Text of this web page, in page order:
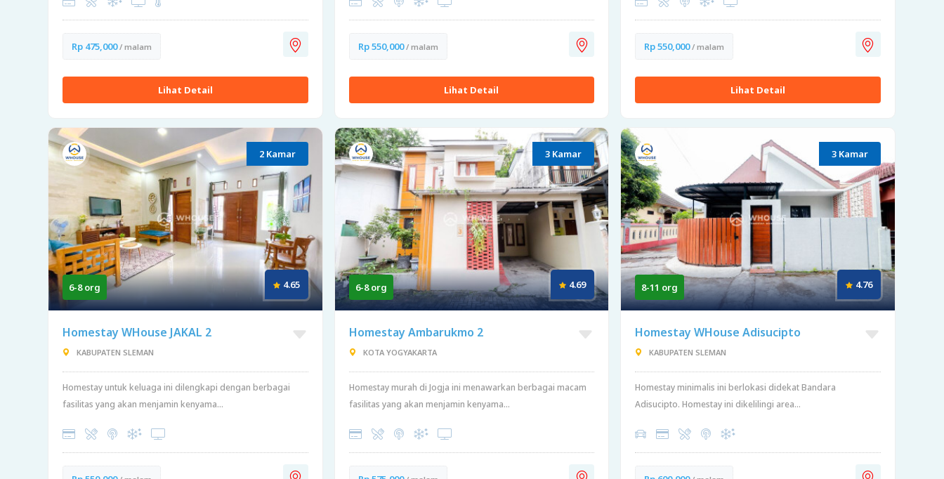
Rp 475,000/ malam
Lihat Detail
Rp 550,000/ malam
Lihat Detail
Rp 550,000/ malam
Lihat Detail
2 Kamar
6-8 org 4.65
Homestay WHouse JAKAL 2
KABUPATEN SLEMAN
Homestay untuk keluaga ini dilengkapi dengan berbagai
fasilitas yang akan menjamin kenyama...
3 Kamar
6-8 org 4.69
Homestay Ambarukmo 2
KOTA YOGYAKARTA
Homestay murah di Jogja ini menawarkan berbagai macam
fasilitas yang akan menjamin kenyama...
3 Kamar
8-11 org 4.76
Homestay WHouse Adisucipto
KABUPATEN SLEMAN
Homestay minimalis ini berlokasi didekat Bandara
Adisucipto. Homestay ini dikelilingi area...